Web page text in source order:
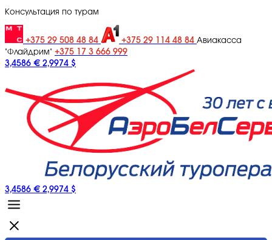
Консультация по турам
+375 29 508 48 84 +375 29 114 48 84 Авиакасса
"Флайдрим" +375 17 3 666 999
3,4586 € 2,9974 $
3,4586 € 2,9974 $